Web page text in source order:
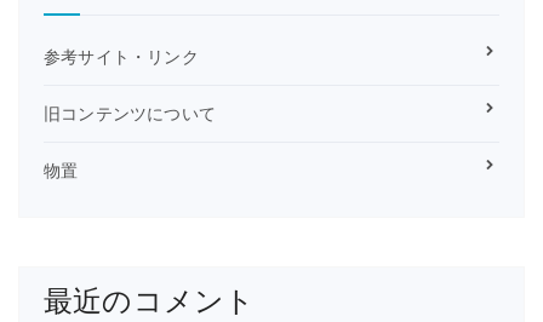
参考サイト・リンク
旧コンテンツについて
物置
最近のコメント